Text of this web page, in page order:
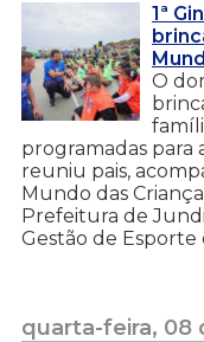
1ª
O
programadas para
reuniu pais,
Mundo das
Prefeitura de
Gestão de Esporte
quarta-feira, 08